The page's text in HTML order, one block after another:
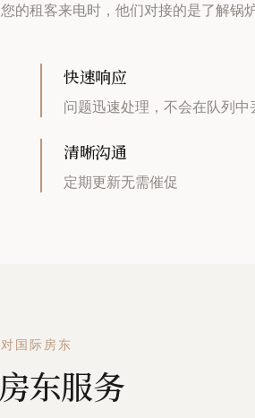
的租客来电时，他们对接的是了解锅
快速响应
问题迅速处理，不会在队列中
清晰沟通
定期更新无需催促
国际房东
东服务